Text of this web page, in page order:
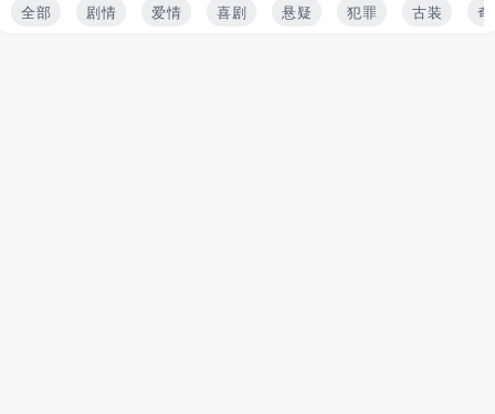
全部
剧情 爱情 喜剧 悬疑 犯罪 古装